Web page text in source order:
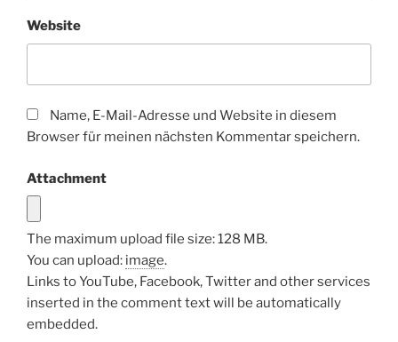
Website
Name, E-Mail-Adresse und Website in diesem
Browser für meinen nächsten Kommentar speichern.
Attachment
The maximum upload file size: 128 MB.
You can upload: image.
Links to YouTube, Facebook, Twitter and other services
inserted in the comment text will be automatically
embedded.